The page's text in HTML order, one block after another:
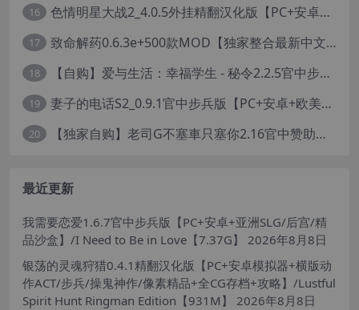
16 色情明星大战2_4.0.5外挂精翻汉化版【PC+安卓模拟器+真人卡牌SLG/无码+作弊】/Pornstar Battle II【8.58G】
17 致命解药0.6.3e+500款MOD【独家整合最新中文MOD管理器+在线下载N网全部MOD】/The Killing Antidote Ver0.6.3d MOD Ver2026.2.4
18 【自购】爱与生活：幸福学生 - 秘令2.2.5官中步兵版【PC+安卓模拟器+日系养成SLG+全CG存档】/Love n Life: Happy Student【7.5G】
19 妻子的电话S2_0.9.1官中步兵版【PC+安卓+欧美真人SLG/NTR】/A Wife’s Phone S2【18.1G】
20 【独家自购】老司G不塞車只塞你2.16官中赞助版【PC+安卓模拟器+神作SLG/步兵+全CG存档】/Ride Me, Taxi Driver【3.76G】【会员专享】
最近更新
我需要恋爱1.6.7官中步兵版【PC+安卓+亚洲SLG/后宫/精
品沙盒】/I Need to Be in Love【7.37G】
2026年8月8日
银荡的灵魂狩猎0.4.1精翻汉化版【PC+安卓模拟器+横版动
作ACT/步兵/操鬼神作/像素精品+全CG存档+攻略】/Lustful
Spirit Hunt Ringman Edition【931M】
2026年8月8日